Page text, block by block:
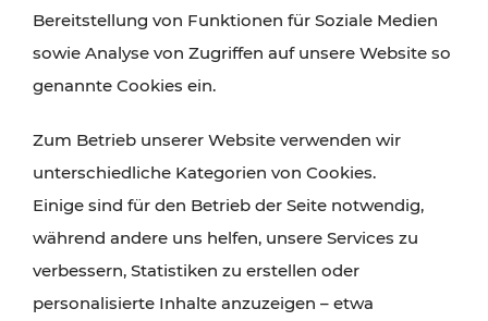
Ausflugstipps
Wien, Niederösterreich und das Burgenland
Wanderungen, Kultur und Gastronomie,
Radtouren oder purer Naturgenuss – viele
Attraktionen sind mit den Ticket- und Fahrplan-
Angeboten des VOR gut und schnell erreichbar.
Bereitstellung von Funktionen für Soziale Medien
sowie Analyse von Zugriffen auf unsere Website so
genannte Cookies ein.
Zum Betrieb unserer Website verwenden wir
unterschiedliche Kategorien von Cookies.
Einige sind für den Betrieb der Seite notwendig,
während andere uns helfen, unsere Services zu
verbessern, Statistiken zu erstellen oder
personalisierte Inhalte anzuzeigen – etwa